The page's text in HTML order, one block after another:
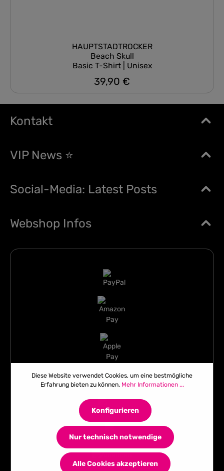
HAUPTSTADTROCKER
Beach Skull
Basic T-Shirt | Unisex
Regulärer Preis:
39,90 €
Kontakt
VIP News ⭐
Social-Media: Latest Posts
Webshop Infos
Diese Website verwendet Cookies, um eine bestmögliche
Erfahrung bieten zu können. Mehr Informationen ...
Nur technisch notwendige
Konfigurieren
Alle Cookies akzeptieren